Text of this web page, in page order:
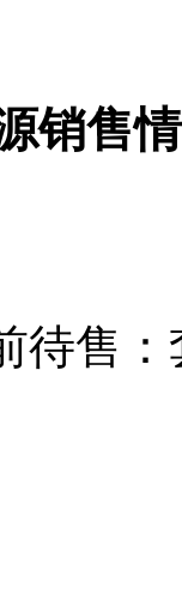
销售
待售：